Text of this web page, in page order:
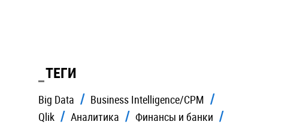
ТЕГИ
Big Data
Business Intelligence/CPM
Qlik
Аналитика Финансы и банки